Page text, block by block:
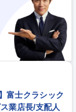
イス、クラブ受け渡
コースの品質維持：
ボールマーク（グリー
利用OK
富士クラシック
業店長/支配人